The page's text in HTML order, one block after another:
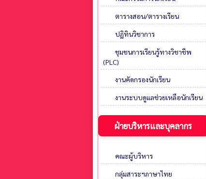
ตารางสอน/ตารางเรียน
ปฏิทินวิชาการ
ชุมชนการเรียนรู้ทางวิชาชีพ
(PLC)
งานคัดกรองนักเรียน
งานระบบดูแลช่วยเหลือนักเรียน
ฝ่ายบริหารและบุคลากร
คณะผู้บริหาร
กลุ่มสาระฯภาษาไทย